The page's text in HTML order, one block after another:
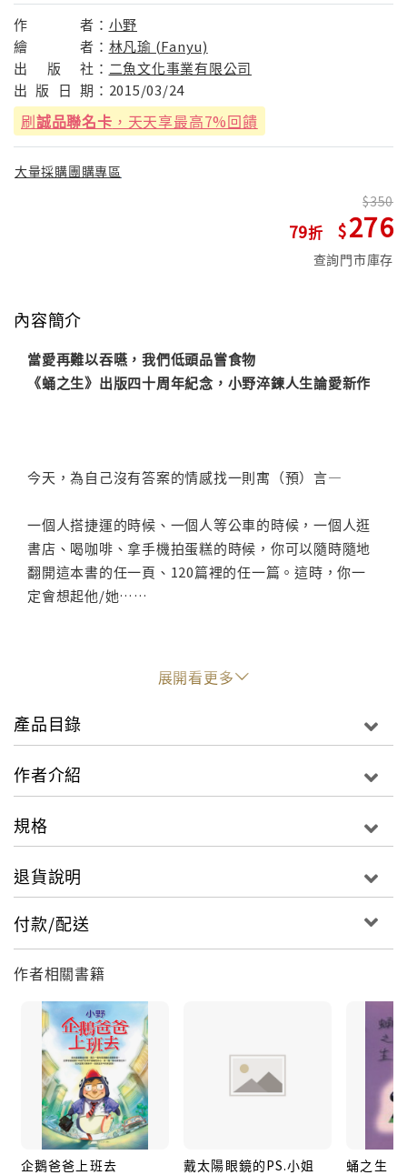
作 者： 小野
繪
者： 林凡瑜 (Fanyu)
出
版 社： 二魚文化事業有限公司
出 版 日 期： 2015/03/24
刷誠品聯名卡 ，天天享最高7%回饋
大量採購團購專區
79
350
276
查詢門市庫存
內容簡介
當愛再難以吞嚥，我們低頭品嘗食物
《蛹之生》出版四十周年紀念，小野淬鍊人生論愛新作
今天，為自己沒有答案的情感找一則寓（預）言—
一個人搭捷運的時候、一個人等公車的時候，一個人逛
書店、喝咖啡、拿手機拍蛋糕的時候，你可以隨時隨地
翻開這本書的任一頁、120篇裡的任一篇。這時，你一
定會想起他/她……
你會非常非常訝異—在這城市裡，每天，以「愛」為名
出現的臉孔與姿態，竟是如此相似。
態最新創作
一本都會的情感隱喻之書；給這個時代的愛慾備忘錄
7套愛情小說餐，120樣短篇食材，1000次城市描摹，
10000種情感的回聲……
新生代療癒系插畫家Fanyu溫暖插畫，重新詮釋情感的
滋味
「妳不覺得一家好的咖啡館，要比心理諮商室要來得溫
暖？」
歡迎光臨，這間餐廳的名字，叫作「家」。
展開看更多
產品目錄
作者介紹
規格
退貨說明
付款/配送
作者相關書籍
企鵝爸爸上班去 戴太陽眼鏡的PS.小姐 蛹之生